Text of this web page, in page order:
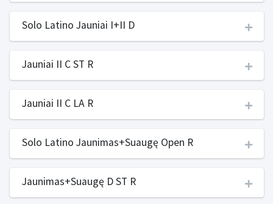
Solo Latino Jauniai I+II D
Jauniai II C ST R
Jauniai II C LA R
Solo Latino Jaunimas+Suaugę Open R
Jaunimas+Suaugę D ST R